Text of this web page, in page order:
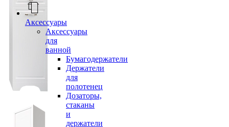
Аксессуары
Аксессуары
для
ванной
Бумагодержатели
Держатели
для
полотенец
Дозаторы,
стаканы
и
держатели